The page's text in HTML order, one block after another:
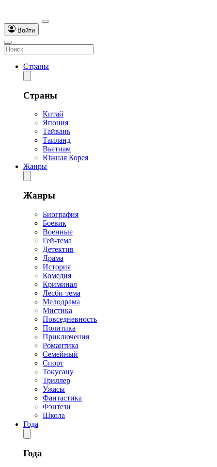
Войти
Страны
Страны
Китай
Япония
Тайвань
Таиланд
Вьетнам
Южная Корея
Жанры
Жанры
Биография
Боевик
Военные
Гей-тема
Детектив
Драма
История
Комедия
Криминал
Лесби-тема
Мелодрама
Мистика
Повседневность
Политика
Приключения
Романтика
Семейный
Спорт
Токусацу
Триллер
Ужасы
Фантастика
Фэнтези
Школа
Года
Года